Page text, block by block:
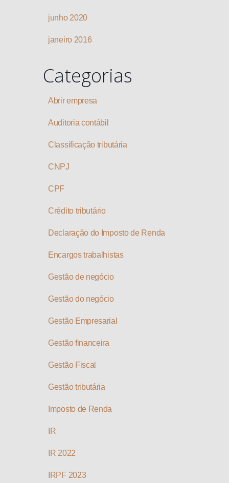
junho 2020
janeiro 2016
Categorias
Abrir empresa
Auditoria contábil
Classificação tributária
CNPJ
CPF
Crédito tributário
Declaração do Imposto de Renda
Encargos trabalhistas
Gestão de negócio
Gestão do negócio
Gestão Empresarial
Gestão financeira
Gestão Fiscal
Gestão tributária
Imposto de Renda
IR
IR 2022
IRPF 2023